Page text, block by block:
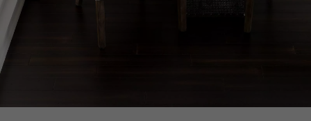
PARQUET LAMES LARGES XXL PARQUET EN CHÊNE
Nos conseillers sont disponibles au